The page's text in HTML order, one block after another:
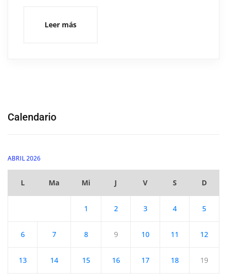
Leer más
Calendario
ABRIL 2026
L Ma Mi J V S D
1 2 3 4 5
6 7 8 9 10 11 12
13 14 15 16 17 18 19